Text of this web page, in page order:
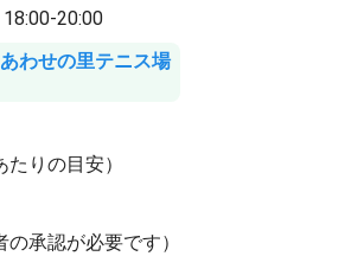
20:00
わせの里テニス場
りの目安）
承認が必要です）